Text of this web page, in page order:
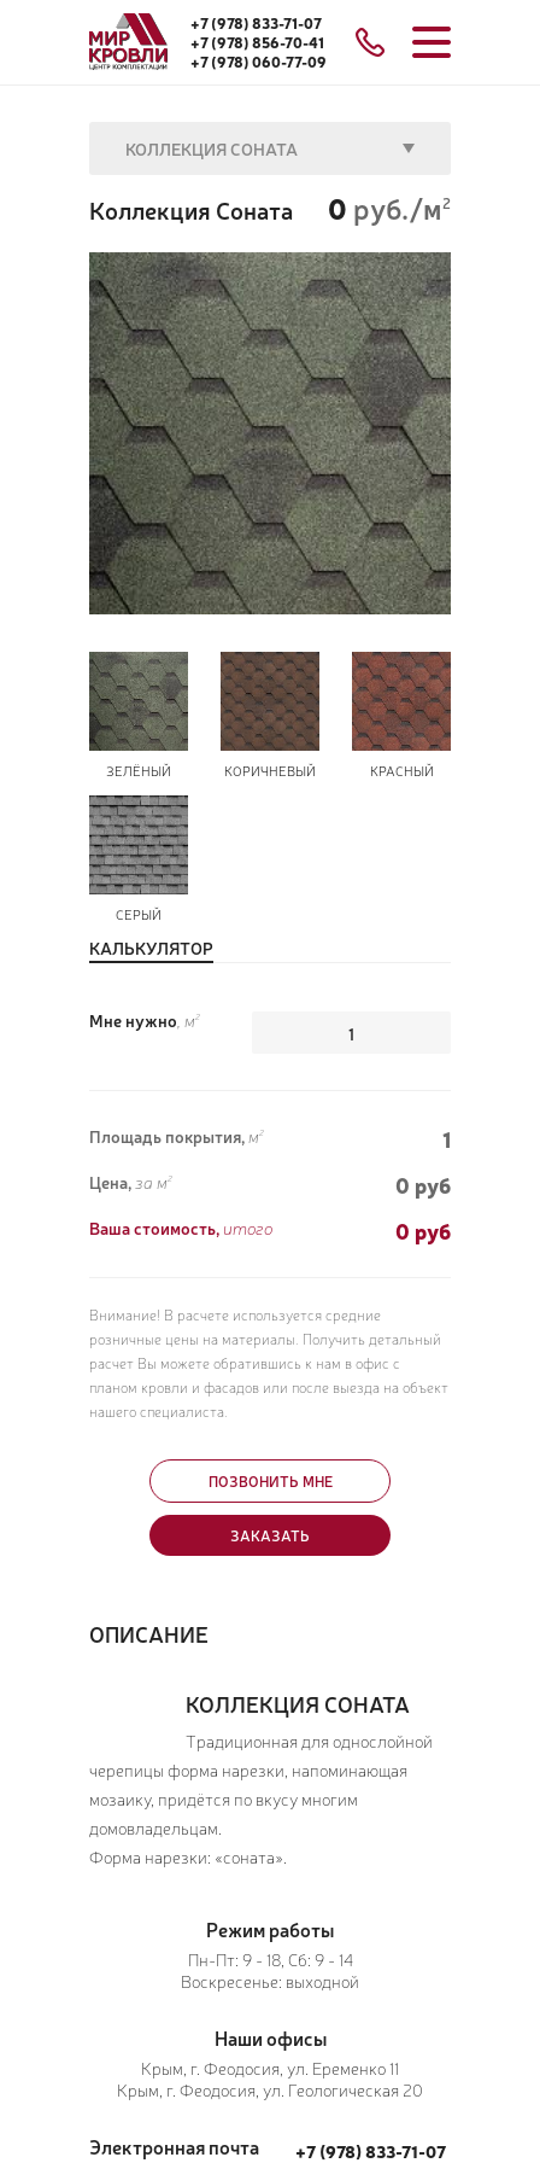
+7 (978) 833-71-07
+7 (978) 856-70-41
+7 (978) 060-77-09
КОЛЛЕКЦИЯ СОНАТА
Коллекция Соната 0 руб./м2
ЗЕЛЁНЫЙ КОРИЧНЕВЫЙ КРАСНЫЙ
СЕРЫЙ
КАЛЬКУЛЯТОР
Мне нужно , м2
Площадь покрытия, м2 1
Цена, за м2 0 руб
Ваша стоимость, итого 0 руб
Внимание! В расчете используется средние
розничные цены на материалы. Получить детальный
расчет Вы можете обратившись к нам в офис с
планом кровли и фасадов или после выезда на объект
нашего специалиста.
ПОЗВОНИТЬ МНЕ
ЗАКАЗАТЬ
ОПИСАНИЕ
КОЛЛЕКЦИЯ СОНАТА
Традиционная для однослойной
черепицы форма нарезки, напоминающая
мозаику, придётся по вкусу многим
домовладельцам.
Форма нарезки: «соната».
Режим работы
Пн-Пт: 9 - 18, Сб: 9 - 14
Воскресенье: выходной
Наши офисы
Крым, г. Феодосия, ул. Еременко 11
Крым, г. Феодосия, ул. Геологическая 20
Электронная почта
+7 (978) 833-71-07